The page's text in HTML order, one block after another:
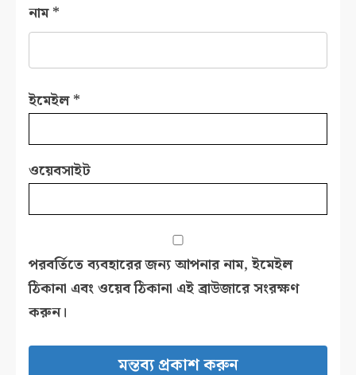
নাম*
ইমেইল*
ওয়েবসাইট
পরবর্তিতে ব্যবহারের জন্য আপনার নাম, ইমেইল
ঠিকানা এবং ওয়েব ঠিকানা এই ব্রাউজারে সংরক্ষণ
করুন।